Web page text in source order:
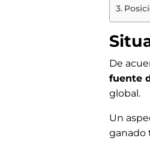
De
fuente
global.
Un
ganado